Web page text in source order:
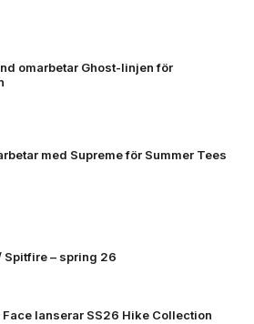
omarbetar Ghost-linjen för
med Supreme för Summer Tees
Spitfire – spring 26
Face lanserar SS26 Hike Collection